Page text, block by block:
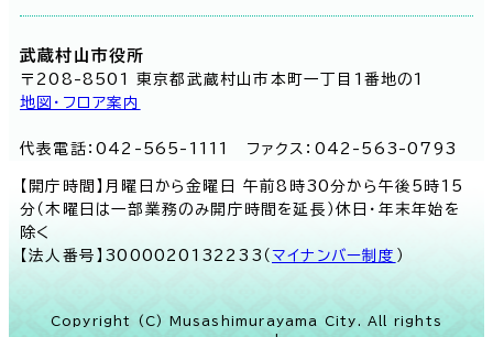
武蔵村山市役所
〒208-8501 東京都武蔵村山市本町一丁目1番地の1
地図･フロア案内
代表電話：042-565-1111 ファクス：042-563-0793
【開庁時間】月曜日から金曜日 午前8時30分から午後5時15
分（木曜日は一部業務のみ開庁時間を延長）休日・年末年始を
除く
【法人番号】3000020132233（ マイナンバー制度 ）
Copyright (C) Musashimurayama City. All rights